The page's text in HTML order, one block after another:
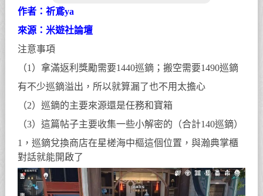
作者：祈鳶ya
來源：米遊社論壇
注意事項
（1）拿滿返利獎勵需要1440巡鏑；搬空需要1490巡鏑
有不少巡鏑溢出，所以就算漏了也不用太擔心
（2）巡鏑的主要來源還是任務和寶箱
（3）這篇帖子主要收集一些小解密的（合計140巡鏑）
1，巡鏑兌換商店在星槎海中樞這個位置，與瀚典掌櫃
對話就能開啟了